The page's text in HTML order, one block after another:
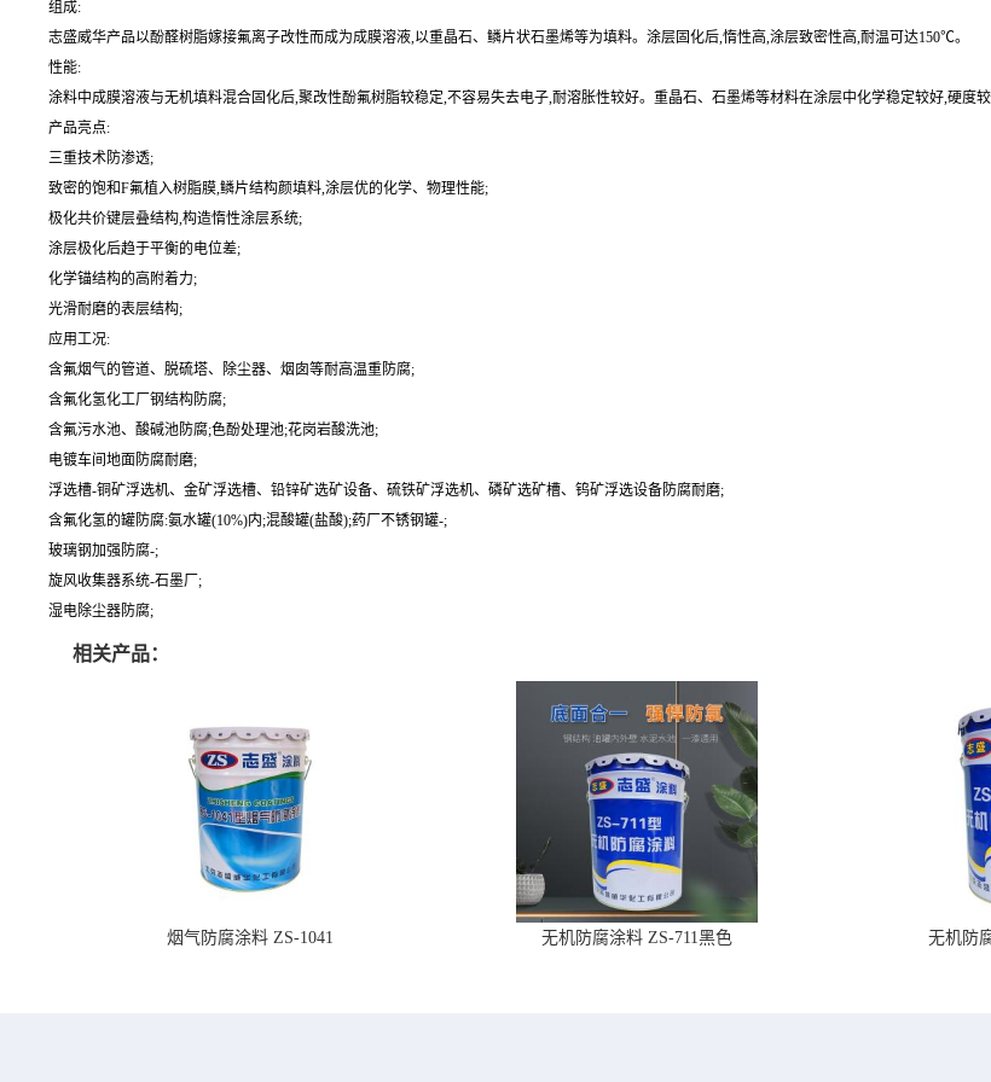
组成:
志盛威华产品以酚醛树脂嫁接氟离子改性而成为成膜溶液,以重晶石、鳞片状石墨烯等为填料。涂层固化后,惰性高,涂层致密性高,耐温可达150℃。
性能:
涂料中成膜溶液与无机填料混合固化后,聚改性酚氟树脂较稳定,不容易失去电子,耐溶胀性较好。重晶石、石墨烯等材料在涂层中化学稳定较好,硬度
产品亮点:
三重技术防渗透;
致密的饱和F氟植入树脂膜,鳞片结构颜填料,涂层优的化学、物理性能;
极化共价键层叠结构,构造惰性涂层系统;
涂层极化后趋于平衡的电位差;
化学锚结构的高附着力;
光滑耐磨的表层结构;
应用工况:
含氟烟气的管道、脱硫塔、除尘器、烟囱等耐高温重防腐;
含氟化氢化工厂钢结构防腐;
含氟污水池、酸碱池防腐;色酚处理池;花岗岩酸洗池;
电镀车间地面防腐耐磨;
浮选槽-铜矿浮选机、金矿浮选槽、铅锌矿选矿设备、硫铁矿浮选机、磷矿选矿槽、钨矿浮选设备防腐耐磨;
含氟化氢的罐防腐:氨水罐(10%)内;混酸罐(盐酸);药厂不锈钢罐-;
玻璃钢加强防腐-;
旋风收集器系统-石墨厂;
湿电除尘器防腐;
相关产品：
烟气防腐涂料 ZS-1041 无机防腐涂料 ZS-711黑色 无机防